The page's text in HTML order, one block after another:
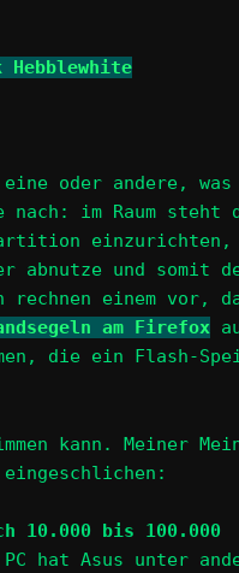
oder andere, was
nach: im Raum steht
einzurichten,
und somit
rechnen einem vor,
am Firefox
die ein Flash-
kann. Meiner
10.000 bis 100.000
PC hat Asus unter